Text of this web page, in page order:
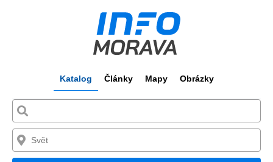
Katalog Články Mapy Obrázky